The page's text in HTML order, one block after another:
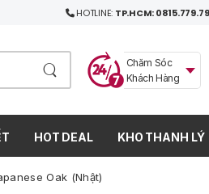
HOTLINE: TP.HCM:
Chăm Sóc
Khách Hàng
HOT DEAL KHO THANH LÝ
Oak (Nhật)